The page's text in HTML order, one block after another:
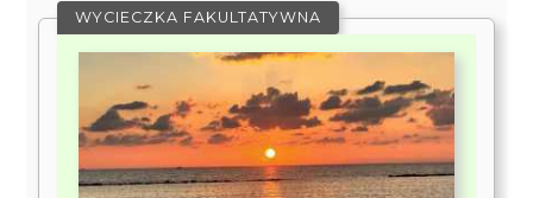
WYCIECZKA FAKULTATYWNA